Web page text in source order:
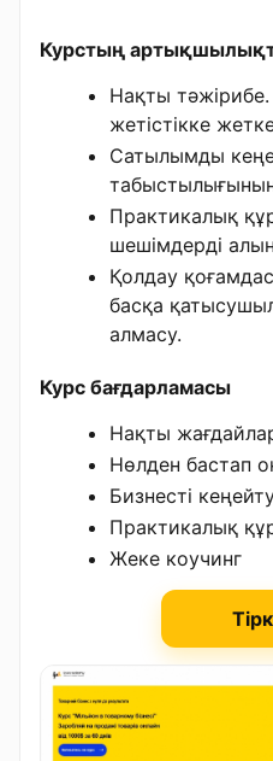
Курстың
Нақты
жетістікке
Сатылымды
Практикалық
шешімдерді
Қолдау
басқа
алмасу.
Курс бағдарламасы
Нақты
Нөлден бастап
Бизнесті
Практикалық
Жеке коучинг